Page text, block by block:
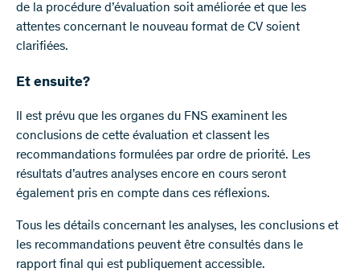
de la procédure d’évaluation soit améliorée et que les
attentes concernant le nouveau format de CV soient
clarifiées.
Et ensuite?
Il est prévu que les organes du FNS examinent les
conclusions de cette évaluation et classent les
recommandations formulées par ordre de priorité. Les
résultats d’autres analyses encore en cours seront
également pris en compte dans ces réflexions.
Tous les détails concernant les analyses, les conclusions et
les recommandations peuvent être consultés dans le
rapport final qui est publiquement accessible.